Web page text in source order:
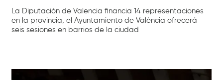
La Diputación de Valencia financia 14 representaciones
en la provincia, el Ayuntamiento de València ofrecerá
seis sesiones en barrios de la ciudad